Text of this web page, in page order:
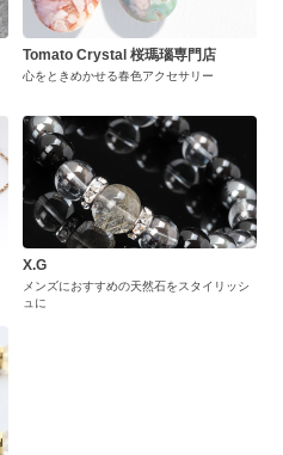
Tomato Crystal 桜瑪瑙専門店
心をときめかせる春色アクセサリー
X.G
メンズにおすすめの天然石をスタイリッシ
ュに